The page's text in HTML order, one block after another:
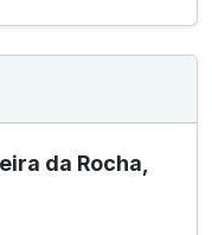
da Rocha,